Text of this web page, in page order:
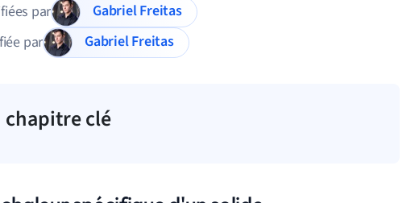
par
Gabriel Freitas
par
Gabriel Freitas
chapitre clé